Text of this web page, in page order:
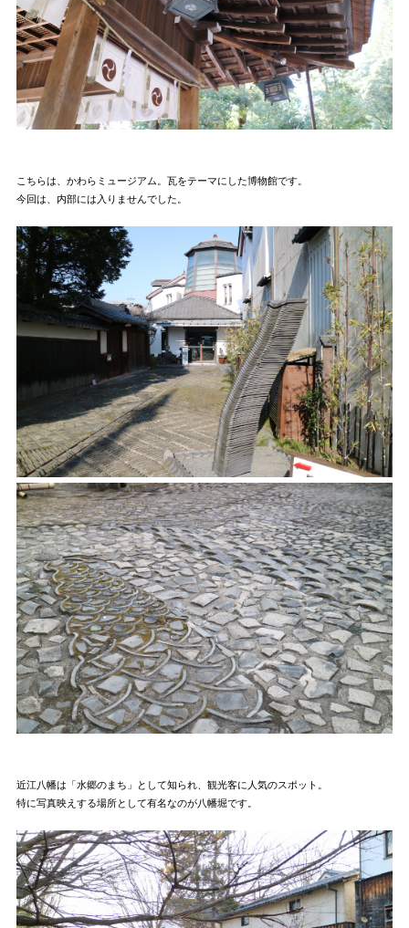
こちらは、かわらミュージアム。瓦をテーマにした博物館です。
今回は、内部には入りませんでした。
近江八幡は「水郷のまち」として知られ、観光客に人気のスポット。
特に写真映えする場所として有名なのが八幡堀です。